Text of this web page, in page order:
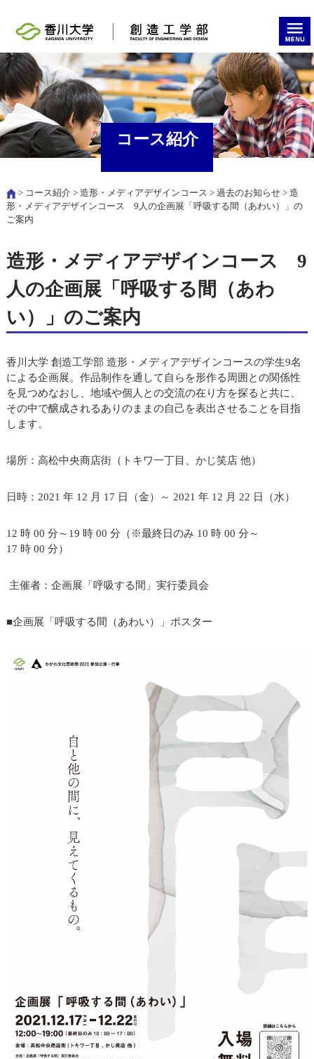
コース紹介
> コース紹介> 造形・メディアデザインコース > 過去のお知らせ> 造
形・メディアデザインコース 9人の企画展「呼吸する間（あわい）」の
ご案内
造形・メディアデザインコース 9
人の企画展「呼吸する間（あわ
い）」のご案内
香川大学 創造工学部 造形・メディアデザインコースの学生9名
による企画展。作品制作を通して自らを形作る周囲との関係性
を見つめなおし、地域や個人との交流の在り方を探ると共に、
その中で醸成されるありのままの自己を表出させることを目指
します。
場所：高松中央商店街（トキワ一丁目、かじ笑店 他）
日時：2021 年 12 月 17 日（金）～ 2021 年 12 月 22 日（水）
12 時 00 分～19 時 00 分（※最終日のみ 10 時 00 分～
17 時 00 分）
主催者：企画展「呼吸する間」実行委員会
■企画展「呼吸する間（あわい）」ポスター